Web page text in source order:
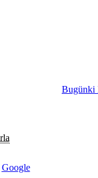
Bugünki
Google